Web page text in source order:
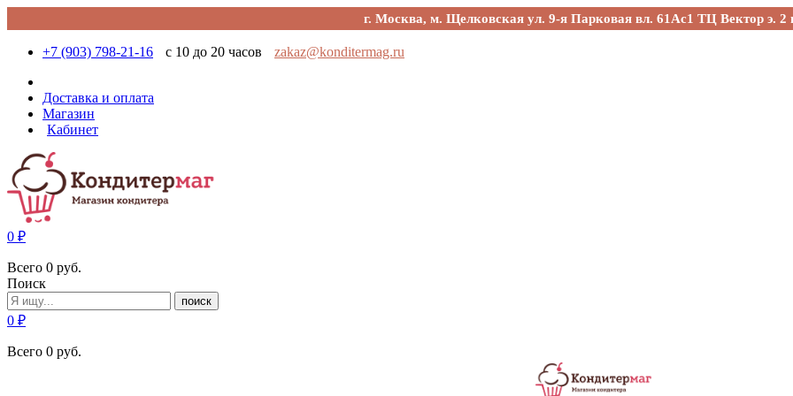
г. Москва, м. Щелковская ул. 9-я Парковая вл. 61Ас1 ТЦ Вектор э. 2
+7 (903) 798-21-16 с 10 до 20 часов zakaz@konditermag.ru
Доставка и оплата
Магазин
Кабинет
0 ₽
Всего 0 руб.
Поиск
поиск
0 ₽
Всего 0 руб.